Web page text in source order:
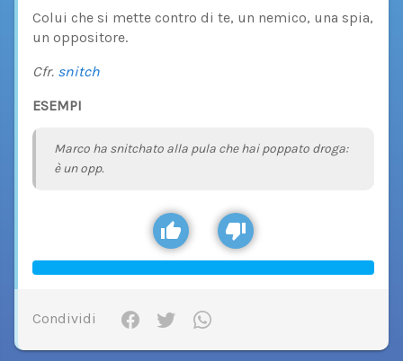
Colui che si mette contro di te, un nemico, una spia,
un oppositore.
Cfr. snitch
ESEMPI
Marco ha snitchato alla pula che hai poppato droga:
è un opp.
Condividi